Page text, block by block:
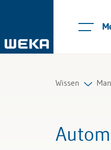
Wissen
Management